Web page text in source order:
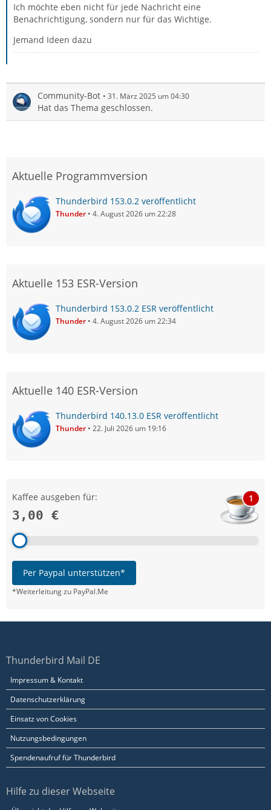
Ich möchte eben nicht für jede Nachricht eine
Benachrichtigung, sondern nur für das Wichtige.
Jemand Ideen dazu
Community-Bot 31. März 2025 um 04:30
Hat das Thema geschlossen.
Aktuelle Programmversion
Thunderbird 153.0.2 veröffentlicht
Thunder 4. August 2026 um 22:28
Aktuelle 153 ESR-Version
Thunderbird 153.0.2 ESR veröffentlicht
Thunder 4. August 2026 um 22:34
Aktuelle 140 ESR-Version
Thunderbird 140.13.0 ESR veröffentlicht
Thunder 22. Juli 2026 um 19:16
Kaffee ausgeben für:
3,00 €
1
Per Paypal unterstützen*
*Weiterleitung zu PayPal.Me
Thunderbird Mail DE
Impressum & Kontakt
Datenschutzerklärung
Einsatz von Cookies
Nutzungsbedingungen
Spendenaufruf für Thunderbird
Hilfe zu dieser Webseite